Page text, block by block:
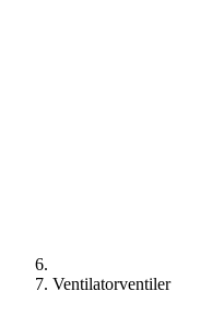
Ventilatorventiler